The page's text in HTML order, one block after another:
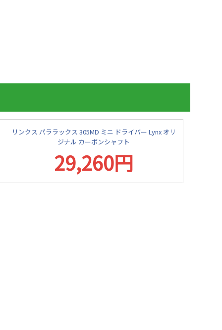
リンクス パララックス 305MD ミニ ドライバー Lynx オリ
ジナル カーボンシャフト
29,260円